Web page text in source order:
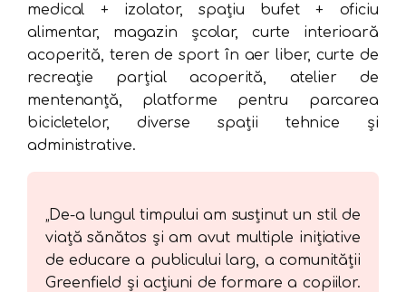
medical + izolator, spațiu bufet + oficiu
alimentar, magazin școlar, curte interioară
acoperită, teren de sport în aer liber, curte de
recreație parțial acoperită, atelier de
mentenanță, platforme pentru parcarea
bicicletelor, diverse spații tehnice și
administrative.
„De-a lungul timpului am susținut un stil de
viață sănătos și am avut multiple inițiative
de educare a publicului larg, a comunității
Greenfield și acțiuni de formare a copiilor.